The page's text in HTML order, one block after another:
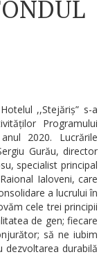
,,Stejăriș” s-a
Programului
2020. Lucrările
Gurău, director
specialist principal
Ialoveni, care
a lucrului în
cele trei principii
de gen; fiecare
să ne iubim
dezvoltarea durabilă